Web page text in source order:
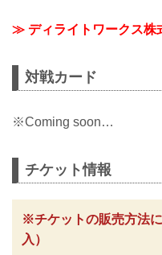
≫ ディライトワークス株
対戦カード
※Coming soon…
チケット情報
※チケットの販売方法
入）